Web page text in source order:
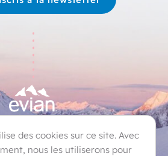
Lugrin
Marin
des cookies sur ce site. Avec
nous les utiliserons pour